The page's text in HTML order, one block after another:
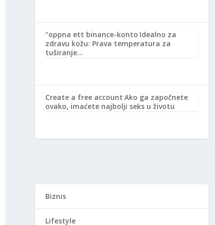
"oppna ett binance-konto Idealno za
zdravu kožu: Prava temperatura za
tuširanje…
Create a free account Ako ga započnete
ovako, imaćete najbolji seks u životu
Biznis
Lifestyle